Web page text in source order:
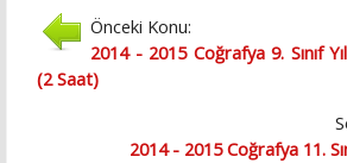
Önceki Konu:
2014 - 2015 Coğrafya 9. Sınıf
(2 Saat)
2014 - 2015 Coğrafya 11.